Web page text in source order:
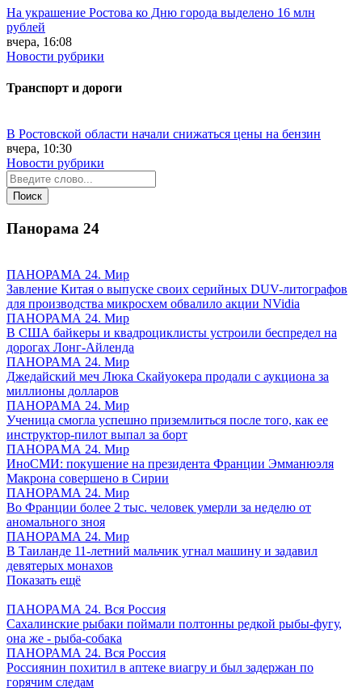
На украшение Ростова ко Дню города выделено 16 млн
рублей
вчера, 16:08
Новости рубрики
Транспорт и дороги
В Ростовской области начали снижаться цены на бензин
вчера, 10:30
Новости рубрики
Панорама 24
ПАНОРАМА 24. Мир
Завление Китая о выпуске своих серийных DUV-литографов
для производства микросхем обвалило акции NVidia
ПАНОРАМА 24. Мир
В США байкеры и квадроциклисты устроили беспредел на
дорогах Лонг-Айленда
ПАНОРАМА 24. Мир
Джедайский меч Люка Скайуокера продали с аукциона за
миллионы долларов
ПАНОРАМА 24. Мир
Ученица смогла успешно приземлиться после того, как ее
инструктор-пилот выпал за борт
ПАНОРАМА 24. Мир
ИноСМИ: покушение на президента Франции Эмманюэля
Макрона совершено в Сирии
ПАНОРАМА 24. Мир
Во Франции более 2 тыс. человек умерли за неделю от
аномального зноя
ПАНОРАМА 24. Мир
В Таиланде 11-летний мальчик угнал машину и задавил
девятерых монахов
Показать ещё
ПАНОРАМА 24. Вся Россия
Сахалинские рыбаки поймали полтонны редкой рыбы-фугу,
она же - рыба-собака
ПАНОРАМА 24. Вся Россия
Россиянин похитил в аптеке виагру и был задержан по
горячим следам